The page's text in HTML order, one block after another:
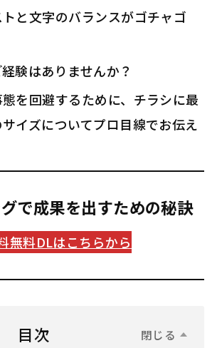
トと文字のバランスがゴチャゴ
験はありませんか？
を回避するために、チラシに最
イズについてプロ目線でお伝え
で成果を出すための秘訣
無料DLはこちらから
目次 閉じる